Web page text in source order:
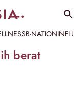
B-NATION
berat